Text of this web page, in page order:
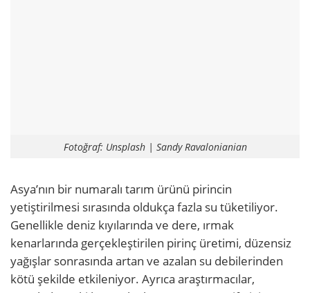
Fotoğraf: Unsplash | Sandy Ravalonianian
Asya’nın bir numaralı tarım ürünü pirincin
yetiştirilmesi sırasında oldukça fazla su tüketiliyor.
Genellikle deniz kıyılarında ve dere, ırmak
kenarlarında gerçekleştirilen pirinç üretimi, düzensiz
yağışlar sonrasında artan ve azalan su debilerinden
kötü şekilde etkileniyor. Ayrıca araştırmacılar,